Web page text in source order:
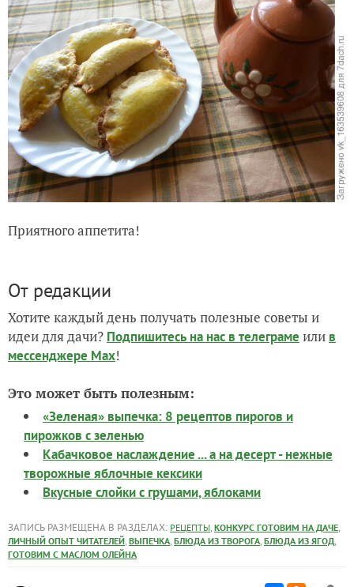
Приятного аппетита!
От редакции
Хотите каждый день получать полезные советы и
идеи для дачи? Подпишитесь на нас в телеграме или в
мессенджере Max!
Это может быть полезным:
«Зеленая» выпечка: 8 рецептов пирогов и
пирожков с зеленью
Кабачковое наслаждение ... а на десерт - нежные
творожные яблочные кексики
Вкусные слойки с грушами, яблоками
ЗАПИСЬ РАЗМЕЩЕНА В РАЗДЕЛАХ: РЕЦЕПТЫ, КОНКУРС ГОТОВИМ НА ДАЧЕ,
ЛИЧНЫЙ ОПЫТ ЧИТАТЕЛЕЙ, ВЫПЕЧКА, БЛЮДА ИЗ ТВОРОГА, БЛЮДА ИЗ ЯГОД,
ГОТОВИМ С МАСЛОМ ОЛЕЙНА